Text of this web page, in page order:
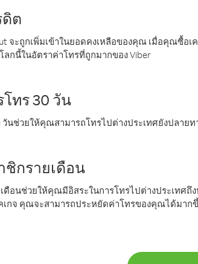
ดิต
จะถูกเพิ่มเข้าในยอดคงเหลือของคุณ เมื่อคุณซื้อ
ลกนี้ในอัตราค่าโทรที่ถูกมากของ Viber
ทร 30 วัน
วันช่วยให้คุณสามารถโทรไปต่างประเทศยังปลาย
ชิกรายเดือน
ดือนช่วยให้คุณมีอิสระในการโทรไปต่างประเทศ
กจ คุณจะสามารถประหยัดค่าโทรของคุณได้มาก